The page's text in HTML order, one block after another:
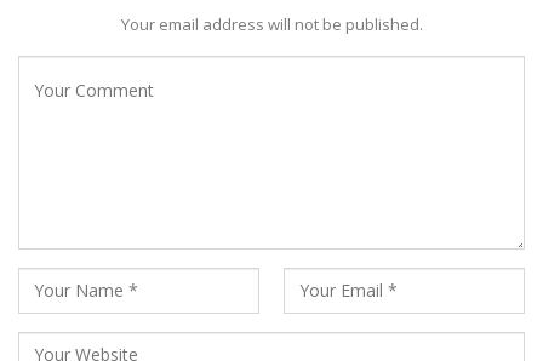
Your email address will not be published.